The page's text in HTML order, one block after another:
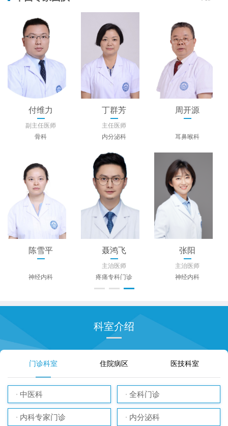
付维力
副主任医师
骨科
丁群芳
主任医师
内分泌科
周开源
耳鼻喉科
陈雪平
神经内科
聂鸿飞
主治医师
疼痛专科门诊
张阳
主治医师
神经内科
科室介绍
门诊科室 住院病区 医技科室
中医科 全科门诊
内科专家门诊 内分泌科